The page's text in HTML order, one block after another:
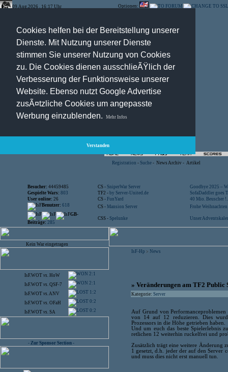
Cookies helfen bei der Bereitstellung unserer
Dienste. Mit Nutzung unserer Dienste
stimmen Sie unserer Nutzung von Cookies
zu. Die Cookies dienen ausschlieÃŸlich der
Verbesserung der Funktionsweise unserer
Website. Ebenso nutzt Google Advertise
zusÃ¤tzliche Cookies um angepasste
Werbung einzublenden.
Mehr Infos
Verstanden
09.Aug.2026 , 16:17 Uhr Optionen:
Registration - Suche - News Archiv - Artikel
Besucher: 44459485 CS - SniperWar Server
Goodbye 2025 –
Gespielte Wars: 803 TF2 - by Server-United.de
SofaDaddler goes
User online: 26 CS - FunYard
40 Mio. Beuscher
Benutzer: 618 CS - Mansion Server
Frohe
GB-
Beiträge: 285
CSS - Spelunke Unser
Kein War eingetragen
IsF.WOT vs. HoW 2:1
IsF.WOT vs. QSF-7 2:1
IsF.WOT vs.ANV 1:2
IsF.WOT vs. OFaH 0:2
IsF.WOT vs. SA 0:2
- Zur Sponsor Section -
IsF-Hp > News
» Veränderungen am TF2 Public
Kategorie: Server
Auf Grund von Performanceproblemen
von 14 auf 12 reduzieren. Dies
Prozessors in die Höhe getrieben haben.
Und um euch das beste Spielerlebnis
retlichen 12 weiterhin ruckelfrei und
Zusätzlich trägt eine weitere Änderung
1 gesetzt, d.h. jeder der auf den Server
und muss dies nicht erst manuell tun.